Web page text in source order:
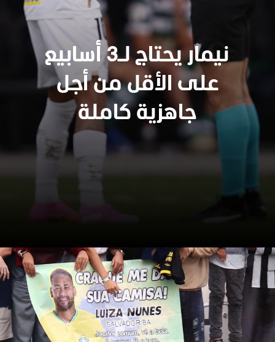
نيمار يحتاج لـ3 أسابيع
على الأقل من أجل
جاهزية كاملة